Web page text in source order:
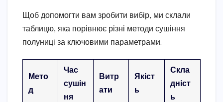
Щоб допомогти вам зробити вибір, ми склали
таблицю, яка порівнює різні методи сушіння
полуниці за ключовими параметрами.
Мето
д
Час
сушін
ня
Витр
ати
Якіст
ь
Скла
дніст
ь